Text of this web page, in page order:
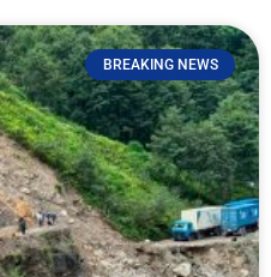
BREAKING NEWS